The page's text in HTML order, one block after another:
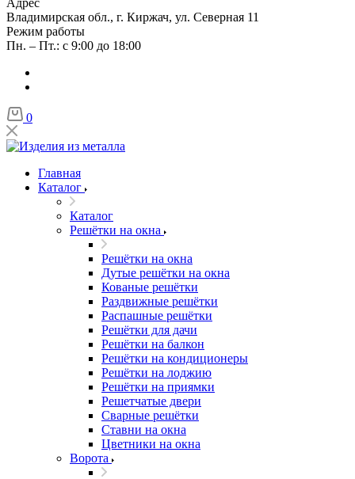
Адрес
Владимирская обл., г. Киржач, ул. Северная 11
Режим работы
Пн. – Пт.: с 9:00 до 18:00
0
Главная
Каталог
Каталог
Решётки на окна
Решётки на окна
Дутые решётки на окна
Кованые решётки
Раздвижные решётки
Распашные решётки
Решётки для дачи
Решётки на балкон
Решётки на кондиционеры
Решётки на лоджию
Решётки на приямки
Решетчатые двери
Сварные решётки
Ставни на окна
Цветники на окна
Ворота